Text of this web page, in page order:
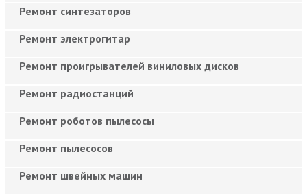
Ремонт синтезаторов
Ремонт электрогитар
Ремонт проигрывателей виниловых дисков
Ремонт радиостанций
Ремонт роботов пылесосы
Ремонт пылесосов
Ремонт швейных машин